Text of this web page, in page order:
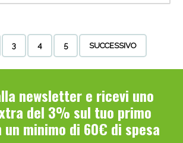
3 4 5 SUCCESSIVO
newsletter e ricevi uno
del 3% sul tuo primo
un minimo di 60€ di spesa